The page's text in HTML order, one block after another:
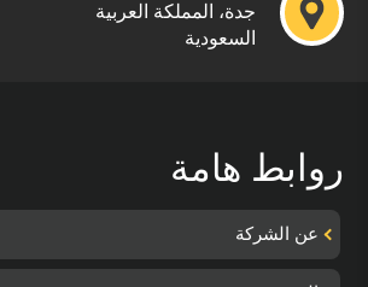
جدة، المملكة العربية
السعودية
روابط هامة
عن الشركة